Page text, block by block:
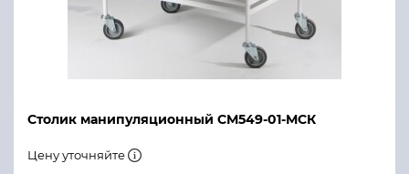
Столик манипуляционный СМ549-01-МСК
Цену уточняйте